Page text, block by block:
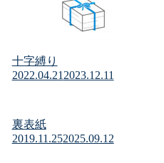
十字縛り
2022.04.21 2023.12.11
裏表紙
2019.11.252025.09.12